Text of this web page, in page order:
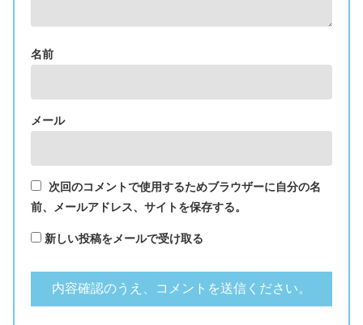
名前
メール
次回のコメントで使用するためブラウザーに自分の名
前、メールアドレス、サイトを保存する。
新しい投稿をメールで受け取る